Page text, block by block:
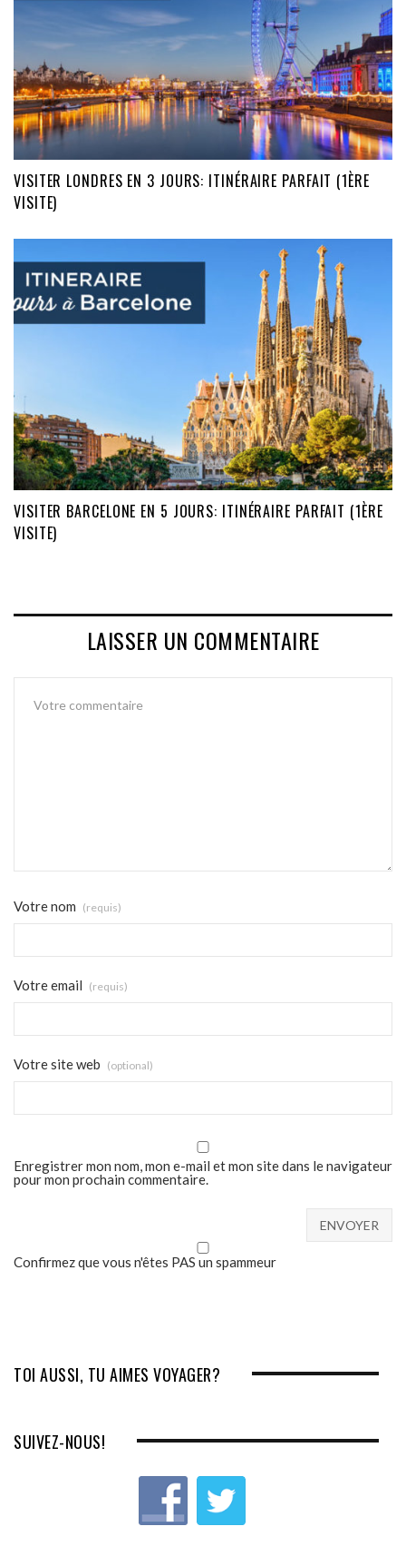
VISITER LONDRES EN 3 JOURS: ITINÉRAIRE PARFAIT (1ÈRE
VISITE)
VISITER BARCELONE EN 5 JOURS: ITINÉRAIRE PARFAIT (1ÈRE
VISITE)
LAISSER UN COMMENTAIRE
Votre nom (requis)
Votre email (requis)
Votre site web (optional)
Enregistrer mon nom, mon e-mail et mon site dans le navigateur
pour mon prochain commentaire.
Confirmez que vous n'êtes PAS un spammeur
TOI AUSSI, TU AIMES VOYAGER?
SUIVEZ-NOUS!